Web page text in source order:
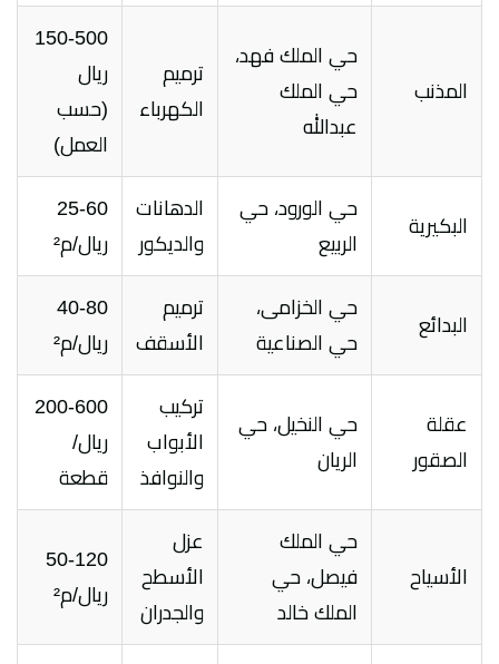
المذنب
حي الملك فهد،
حي الملك
عبدالله
ترميم
الكهرباء
150-500
ريال
(حسب
العمل)
البكيرية
حي الورود، حي
الربيع
الدهانات
والديكور
25-60
ريال/م²
البدائع
حي الخزامى،
حي الصناعية
ترميم
الأسقف
40-80
ريال/م²
عقلة
الصقور
حي النخيل، حي
الريان
تركيب
الأبواب
والنوافذ
200-600
ريال/
قطعة
الأسياح
حي الملك
فيصل، حي
الملك خالد
عزل
الأسطح
والجدران
50-120
ريال/م²